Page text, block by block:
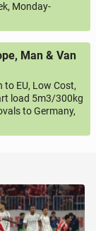
Monday-
Man & Van
to EU, Low Cost,
load 5m3/300kg
to Germany,